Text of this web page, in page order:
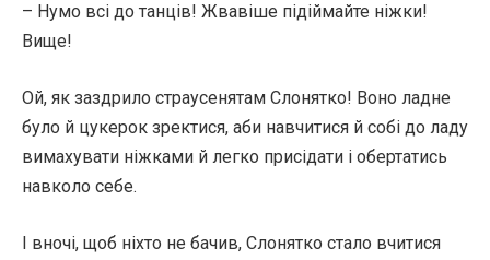
– Нумо всі до танців! Жвавіше підіймайте ніжки!
Вище!
Ой, як заздрило страусенятам Слонятко! Воно ладне
було й цукерок зректися, аби навчитися й собі до ладу
вимахувати ніжками й легко присідати і обертатись
навколо себе.
І вночі, щоб ніхто не бачив, Слонятко стало вчитися